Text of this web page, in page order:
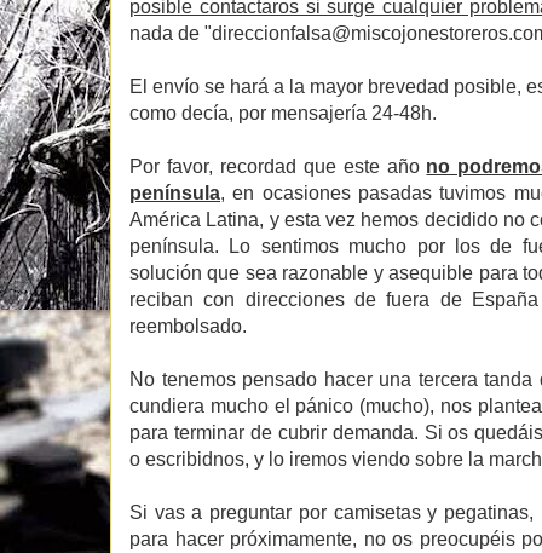
posible contactaros si surge cualquier
nada de
El envío se hará a la mayor brevedad posible,
como decía, por mensajería 24-48h.
Por favor, recordad que este año no
península, en ocasiones pasadas tuvimos
América Latina, y esta vez hemos decidido no
península. Lo sentimos mucho por los de
solución que sea razonable y asequible para
reciban con direcciones de fuera de
reembolsado.
No tenemos pensado hacer una tercera
cundiera mucho el pánico (mucho), nos
para terminar de cubrir demanda. Si os
o escribidnos, y lo iremos viendo sobre la
Si vas a preguntar por camisetas y
para hacer próximamente, no os preocupéis